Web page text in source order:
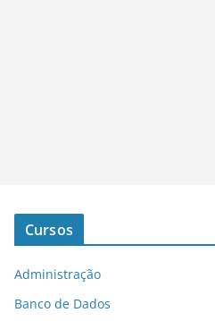
Cursos
Administração
Banco de Dados